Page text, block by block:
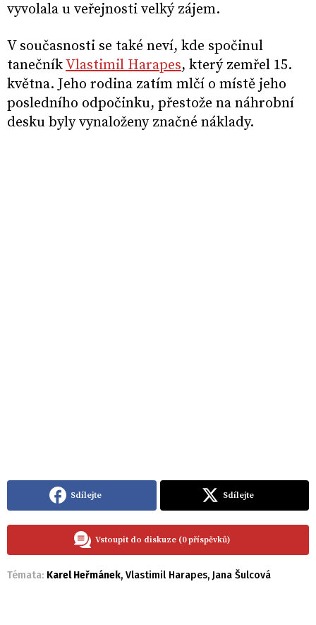
vyvolala u veřejnosti velký zájem.
V současnosti se také neví, kde spočinul
tanečníkVlastimil Harapes, který zemřel 15.
května. Jeho rodina zatím mlčí o místě jeho
posledního odpočinku, přestože na náhrobní
desku byly vynaloženy značné náklady.
Sdílejte Sdílejte
Vstoupit do diskuze (0 příspěvků)
Témata: Karel Heřmánek, Vlastimil Harapes, Jana Šulcová